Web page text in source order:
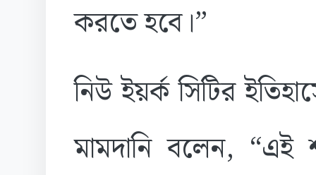
করতে হবে।”
নিউ ইয়র্ক সিটির
মামদানি বলেন, “এই